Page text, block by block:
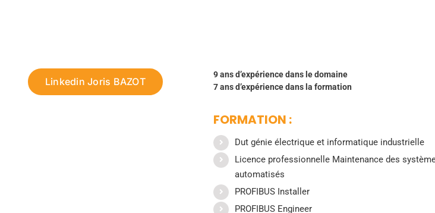
Linkedin Joris BAZOT
9 ans d’expérience dans le domaine
7 ans d’expérience dans la formation
FORMATION :
Dut génie électrique et informatique industrielle
Licence professionnelle Maintenance des
automatisés
PROFIBUS Installer
PROFIBUS Engineer